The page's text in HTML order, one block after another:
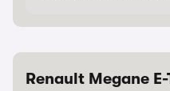
Renault Megane E-